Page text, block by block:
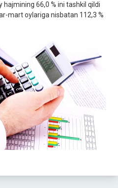
66,0 % ini tashkil qildi
mart oylariga nisbatan 112,3 %